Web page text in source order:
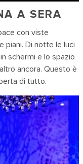
A SERA
con viste
piani. Di notte le luci
schermi e lo spazio
ancora. Questo è
di tutto.